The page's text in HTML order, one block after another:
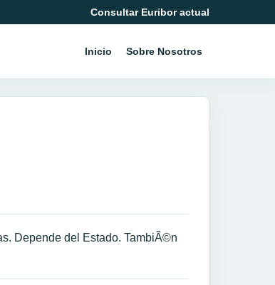
Consultar Euribor actual
Inicio Sobre Nosotros
Depende del Estado. TambiÃ©n